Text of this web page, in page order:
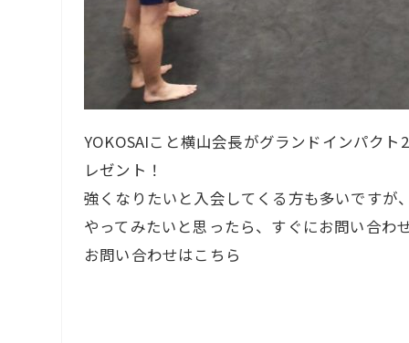
YOKOSAIこと横山会長がグランドインパク
レゼント！
強くなりたいと入会してくる方も多いですが
やってみたいと思ったら、すぐにお問い合わ
お問い合わせはこちら